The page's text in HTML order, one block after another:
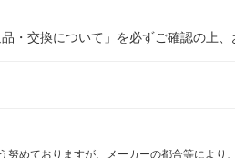
・交換について」を必ずご確認の上、
めておりますが、メーカーの都合等によ